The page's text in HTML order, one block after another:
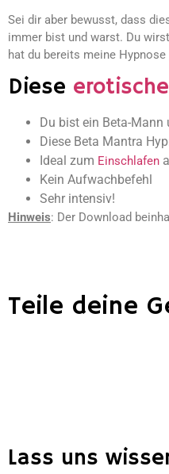
Sei dir aber bewusst, dass
immer bist und warst. Du
hat du bereits meine Hypnose
Diese
Du bist ein Beta-
Diese Beta Mantra
Ideal zum Einschlafen
Kein Aufwachbefehl
Sehr intensiv!
Hinweis: Der Download
Teile deine
Lass uns